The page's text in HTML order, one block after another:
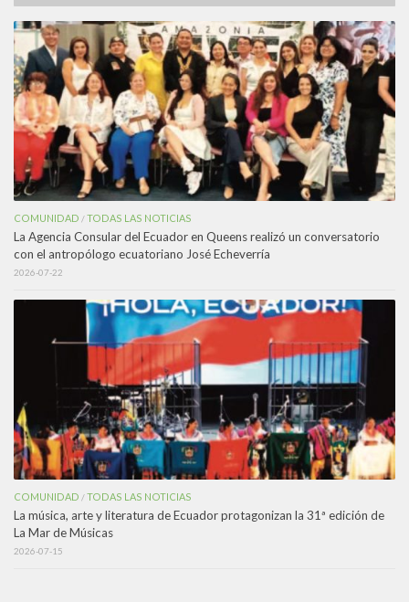
COMUNIDAD /TODAS LAS NOTICIAS
La Agencia Consular del Ecuador en Queens realizó un conversatorio
con el antropólogo ecuatoriano José Echeverría
2026-07-22
COMUNIDAD /TODAS LAS NOTICIAS
La música, arte y literatura de Ecuador protagonizan la 31ª edición de
La Mar de Músicas
2026-07-15